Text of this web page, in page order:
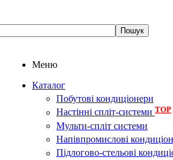
Меню
Каталог
Побутові кондиціонери
Настінні спліт-системи TOP
Мульти-спліт системи
Напівпромислові
Підлогово-стельові